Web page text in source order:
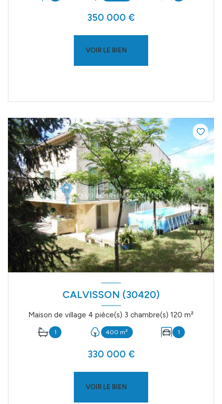
350 000 €
VOIR LE BIEN
CALVISSON (30420)
Maison de village 4 pièce(s) 3 chambre(s) 120 m²
1 400 m² 1
330 000 €
VOIR LE BIEN